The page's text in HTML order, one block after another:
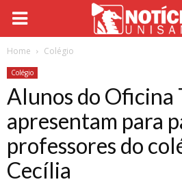
Home Colégio
Colégio
Alunos do Oficina
apresentam para
professores do
Cecília